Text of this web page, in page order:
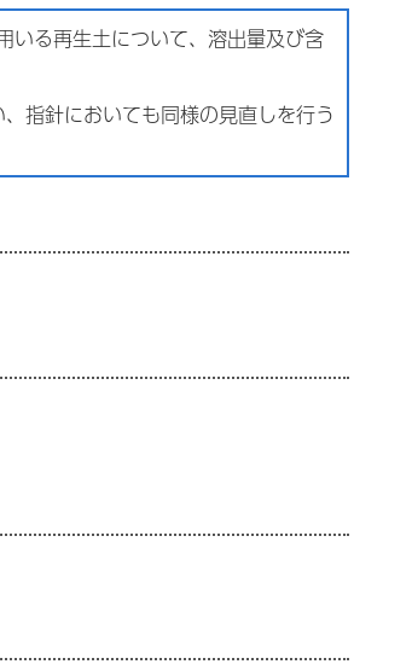
る再生土について、溶出量及び含
指針においても同様の見直しを行う